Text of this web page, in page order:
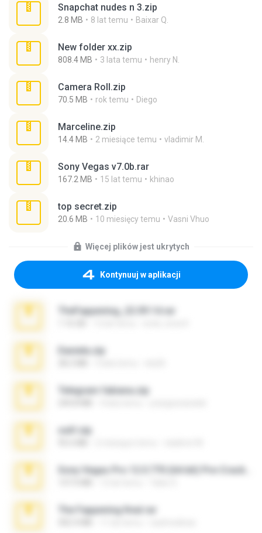
Snapchat nudes n 3.zip
2.8 MB 8 lat temu Baixar Q.
New folder xx.zip
808.4 MB 3 lata temu henry N.
Camera Roll.zip
70.5 MB rok temu Diego
Marceline.zip
14.4 MB 2 miesiące temu vladimir M.
Sony Vegas v7.0b.rar
167.2 MB 15 lat temu khinao
top secret.zip
20.6 MB 10 miesięcy temu Vasni Vhuo
Więcej plików jest ukrytych
Kontynuuj w aplikacji
TheFappening_22.09.14.rar
Daniela.zip
Telegram fabiana.zip
ouh!.zip
The Fappening final.rar